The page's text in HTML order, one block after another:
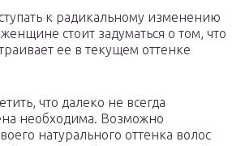
к радикальному изменению
стоит задуматься о том, что
ее в текущем оттенке
что далеко не всегда
необходима. Возможно
натурального оттенка волос